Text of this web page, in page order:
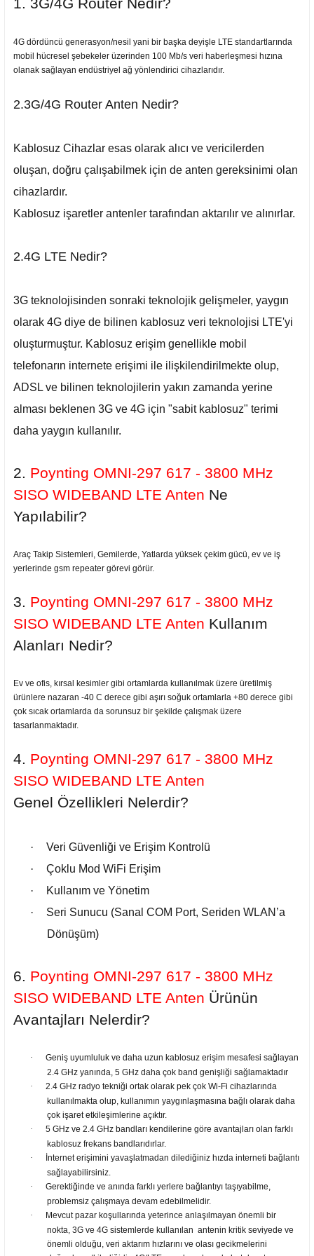
1. 3G/4G Router Nedir?
4G dördüncü generasyon/nesil yani bir başka deyişle LTE standartlarında
mobil hücresel şebekeler üzerinden 100 Mb/s veri haberleşmesi hızına
olanak sağlayan endüstriyel ağ yönlendirici cihazlarıdır.
2.3G/4G Router Anten Nedir?
Kablosuz Cihazlar esas olarak alıcı ve vericilerden
oluşan, doğru çalışabilmek için de anten gereksinimi olan
cihazlardır.
Kablosuz işaretler antenler tarafından aktarılır ve alınırlar.
2.4G LTE Nedir?
3G teknolojisinden sonraki teknolojik gelişmeler, yaygın
olarak 4G diye de bilinen kablosuz veri teknolojisi LTE'yi
oluşturmuştur. Kablosuz erişim genellikle mobil
telefonarın internete erişimi ile ilişkilendirilmekte olup,
ADSL ve bilinen teknolojilerin yakın zamanda yerine
alması beklenen 3G ve 4G için "sabit kablosuz" terimi
daha yaygın kullanılır.
2. Poynting OMNI-297 617 - 3800 MHz
SISO WIDEBAND LTE Anten Ne
Yapılabilir?
Araç Takip Sistemleri, Gemilerde, Yatlarda yüksek çekim gücü, ev ve iş
yerlerinde gsm repeater görevi görür.
3. Poynting OMNI-297 617 - 3800 MHz
SISO WIDEBAND LTE Anten Kullanım
Alanları Nedir?
Ev ve ofis, kırsal kesimler gibi ortamlarda kullanılmak üzere üretilmiş
ürünlere nazaran -40 C derece gibi aşırı soğuk ortamlarla +80 derece gibi
çok sıcak ortamlarda da sorunsuz bir şekilde çalışmak üzere
tasarlanmaktadır.
4. Poynting OMNI-297 617 - 3800 MHz
SISO WIDEBAND LTE Anten
Genel Özellikleri Nelerdir?
·
Veri Güvenliği ve Erişim Kontrolü
·
Çoklu Mod WiFi Erişim
·
Kullanım ve Yönetim
·
Seri Sunucu (Sanal COM Port, Seriden WLAN’a
Dönüşüm)
6. Poynting OMNI-297 617 - 3800 MHz
SISO WIDEBAND LTE Anten Ürünün
Avantajları Nelerdir?
·
Geniş uyumluluk ve daha uzun kablosuz erişim mesafesi sağlayan
2.4 GHz yanında, 5 GHz daha çok band genişliği sağlamaktadır
·
2.4 GHz radyo tekniği ortak olarak pek çok Wi-Fi cihazlarında
kullanılmakta olup, kullanımın yaygınlaşmasına bağlı olarak daha
çok işaret etkileşimlerine açıktır.
·
5 GHz ve 2.4 GHz bandları kendilerine göre avantajları olan farklı
kablosuz frekans bandlarıdırlar.
·
İnternet erişimini yavaşlatmadan dilediğiniz hızda interneti bağlantı
sağlayabilirsiniz.
·
Gerektiğinde ve anında farklı yerlere bağlantıyı taşıyabilme,
problemsiz çalışmaya devam edebilmelidir.
·
Mevcut pazar koşullarında yeterince anlaşılmayan önemli bir
nokta, 3G ve 4G sistemlerde kullanılan antenin kritik seviyede ve
önemli olduğu, veri aktarım hızlarını ve olası gecikmelerini